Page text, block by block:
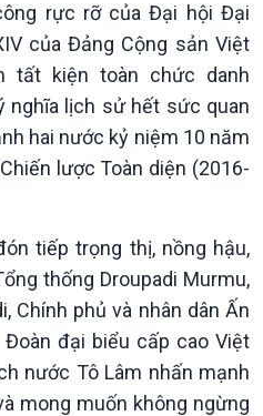
Thời sự
Thời sự 6h
Thời sự 12h
Thời sự 18h
Thời sự 21h30
Bản tin
Chuyên mục
rực rỡ của Đại hội Đại
của Đảng Cộng sản Việt
tất kiện toàn chức danh
nghĩa lịch sử hết sức quan
hai nước kỷ niệm 10 năm
lược Toàn diện (2016-
tiếp trọng thị, nồng hậu,
thống Droupadi Murmu,
Chính phủ và nhân dân Ấn
đại biểu cấp cao Việt
nước Tô Lâm nhấn mạnh
mong muốn không ngừng